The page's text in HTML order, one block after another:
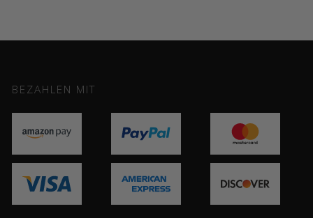
BEZAHLEN MIT